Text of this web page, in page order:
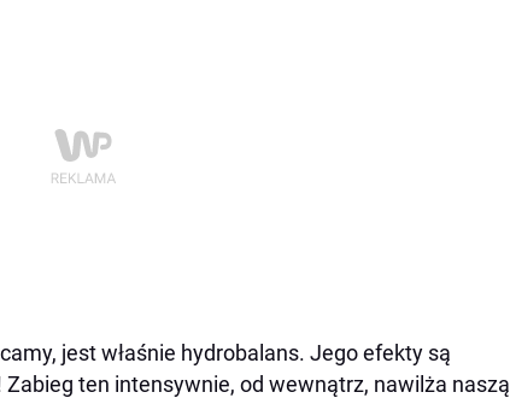
jest właśnie hydrobalans. Jego efekty są
ten intensywnie, od wewnątrz, nawilża naszą